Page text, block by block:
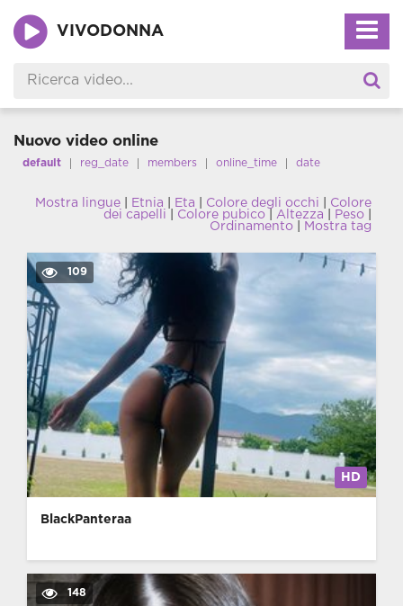
VIVODONNA
Nuovo video online
default reg_date members online_time date
Mostra lingue Etnia Eta Colore degli occhi
Colore
dei capelli
Colore pubico Altezza Peso
Ordinamento
Mostra tag
109
HD
BlackPanteraa
148